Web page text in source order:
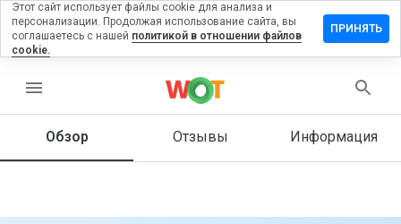
menu
Обзор Отзывы Информация
на
вы
Этот сайт использует файлы cookie для анализа и
персонализации. Продолжая использование сайта, вы
соглашаетесь с нашей политикой в отношении файлов
cookie.
ПРИНЯТЬ